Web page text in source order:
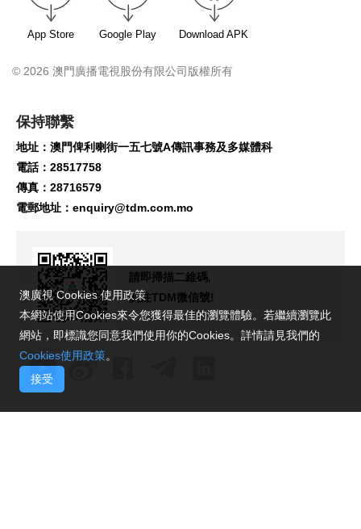
App Store Google Play Download APK
© 2026 澳門廣播電視股份有限公司版權所有
保持聯繫
地址：澳門俾利喇街一五七號A傳訊事務及多媒體科
電話：28517758
傳真：28716579
電郵地址： enquiry@tdm.com.mo
請即掃描二維碼,
關注TDM微信號!
澳廣視 Cookies 使用政策
本網站使用Cookies來令您獲得最佳的瀏覽體驗。若繼續瀏覽此
網站，即標識您同意我們使用你的Cookies。詳情請見我們的
Cookies使用政策。
接受